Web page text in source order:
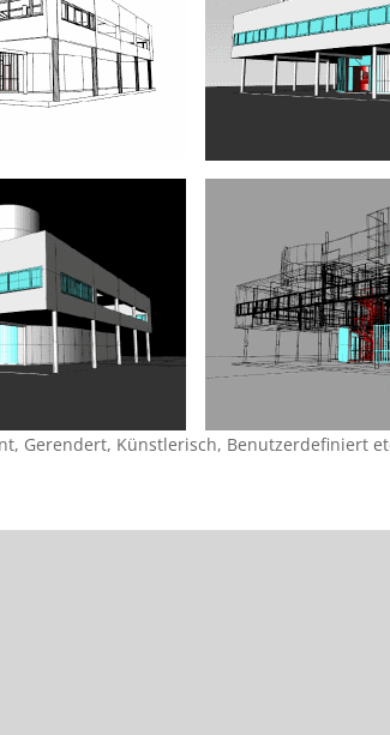
Gerendert, Künstlerisch, Benutzerdefiniert